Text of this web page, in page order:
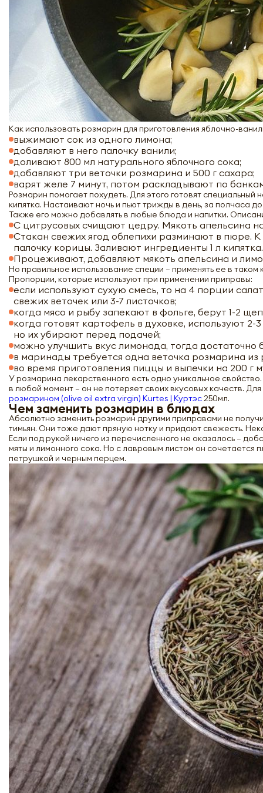
Как использовать розмарин для приготовления яблочно-
выжимают сок из одного лимона;
добавляют в него палочку ванили;
доливают 800 мл натурального яблочного сока;
добавляют три веточки розмарина и 500 г сахара;
варят желе 7 минут, потом раскладывают по
Розмарин помогает похудеть. Для этого готовят
кипятка. Настаивают ночь и пьют трижды в день, за полчаса
Также его можно добавлять в любые блюда и напитки.
С цитрусовых счищают цедру. Мякоть апельсина
Стакан свежих ягод облепихи разминают в пюре.
палочку корицы. Заливают ингредиенты 1 л
Процеживают, добавляют мякоть апельсина и
Но правильное использование специи – применять ее в
Пропорции, которые используют при применении приправы:
если используют сухую смесь, то на 4 порции
свежих веточек или 3-7 листочков;
когда мясо и рыбу запекают в фольге, берут 1-2
когда готовят картофель в духовке, используют
но их убирают перед подачей;
можно улучшить вкус лимонада, тогда достаточно
в маринады требуется одна веточка розмарина из
во время приготовления пиццы и выпечки на 200 г
У розмарина лекарственного есть одно уникальное
в любой момент – он не потеряет своих вкусовых качеств.
розмарином (olive oil extra virgin) Kurtes | Куртэс250мл.
Чем заменить розмарин в блюдах
Абсолютно заменить розмарин другими приправами не
тимьян. Они тоже дают пряную нотку и придают свежесть.
Если под рукой ничего из перечисленного не оказалось –
мяты и лимонного сока. Но с лавровым листом он сочетается
петрушкой и черным перцем.